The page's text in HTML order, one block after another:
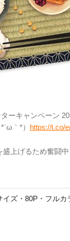
ーキャンペーン
｀*）
https://t.co/
上げるため奮闘
イズ・80P・フルカ